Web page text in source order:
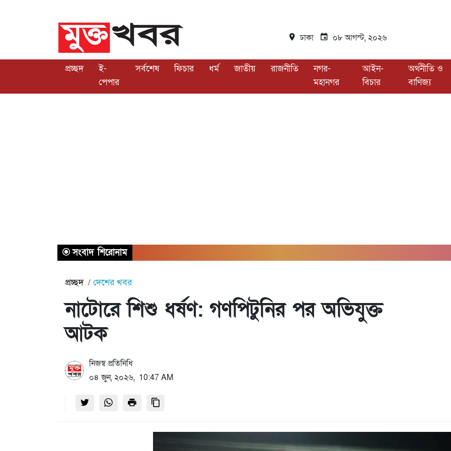
ঢাকা ০৮ আগস্ট, ২০২৬
প্রচ্ছদ
ই-
পেপার
সর্বশেষ ফিচার ধর্ম জাতীয় রাজনীতি
নগর-
মহানগর
আইন-
বিচার
অর্থনীতি ও
বাণিজ্য
সংবাদ শিরোনাম
প্রচ্ছদ দেশের খবর
নাটোরে শিশু ধর্ষণ: গণপিটুনির পর অভিযুক্ত
আটক
নিজস্ব প্রতিনিধি
০৪ জুন, ২০২৬, 10:47 AM